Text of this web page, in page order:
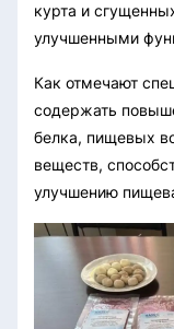
курта и
улучшенными
Как отмечают
содержать
белка, пищевых
веществ,
улучшению